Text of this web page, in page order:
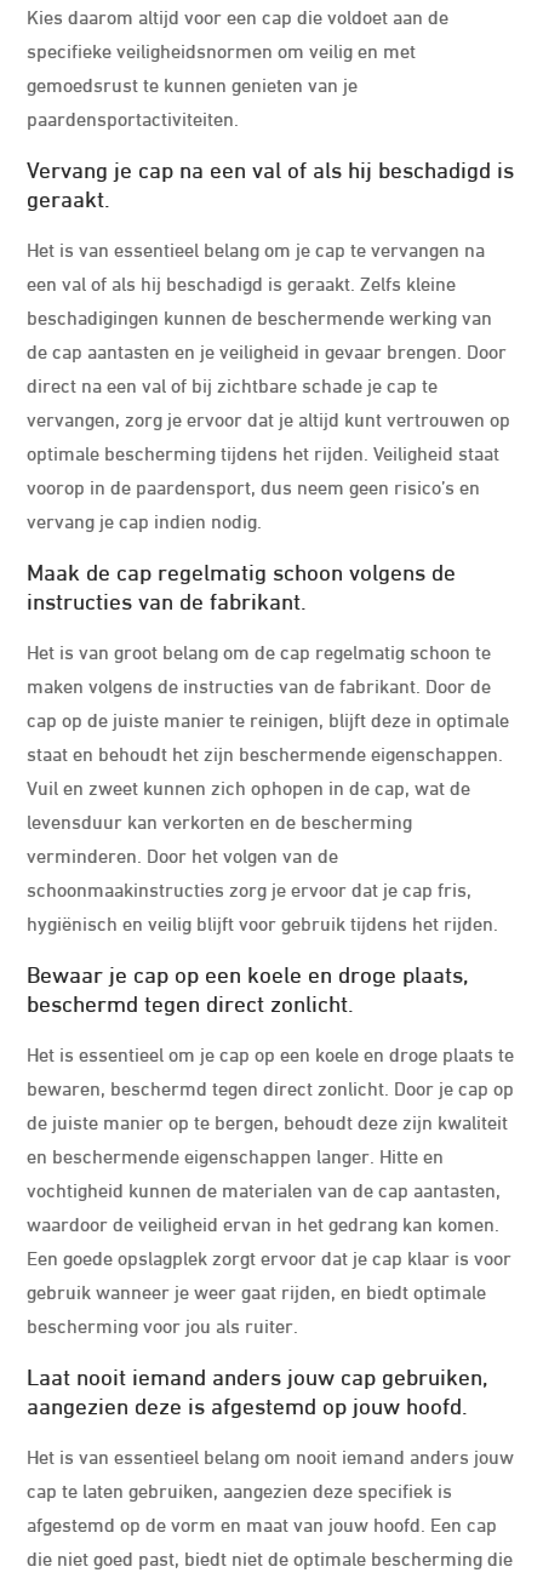
Kies daarom altijd voor een cap die voldoet aan de
specifieke veiligheidsnormen om veilig en met
gemoedsrust te kunnen genieten van je
paardensportactiviteiten.
Vervang je cap na een val of als hij beschadigd is
geraakt.
Het is van essentieel belang om je cap te vervangen na
een val of als hij beschadigd is geraakt. Zelfs kleine
beschadigingen kunnen de beschermende werking van
de cap aantasten en je veiligheid in gevaar brengen. Door
direct na een val of bij zichtbare schade je cap te
vervangen, zorg je ervoor dat je altijd kunt vertrouwen op
optimale bescherming tijdens het rijden. Veiligheid staat
voorop in de paardensport, dus neem geen risico’s en
vervang je cap indien nodig.
Maak de cap regelmatig schoon volgens de
instructies van de fabrikant.
Het is van groot belang om de cap regelmatig schoon te
maken volgens de instructies van de fabrikant. Door de
cap op de juiste manier te reinigen, blijft deze in optimale
staat en behoudt het zijn beschermende eigenschappen.
Vuil en zweet kunnen zich ophopen in de cap, wat de
levensduur kan verkorten en de bescherming
verminderen. Door het volgen van de
schoonmaakinstructies zorg je ervoor dat je cap fris,
hygiënisch en veilig blijft voor gebruik tijdens het rijden.
Bewaar je cap op een koele en droge plaats,
beschermd tegen direct zonlicht.
Het is essentieel om je cap op een koele en droge plaats te
bewaren, beschermd tegen direct zonlicht. Door je cap op
de juiste manier op te bergen, behoudt deze zijn kwaliteit
en beschermende eigenschappen langer. Hitte en
vochtigheid kunnen de materialen van de cap aantasten,
waardoor de veiligheid ervan in het gedrang kan komen.
Een goede opslagplek zorgt ervoor dat je cap klaar is voor
gebruik wanneer je weer gaat rijden, en biedt optimale
bescherming voor jou als ruiter.
Laat nooit iemand anders jouw cap gebruiken,
aangezien deze is afgestemd op jouw hoofd.
Het is van essentieel belang om nooit iemand anders jouw
cap te laten gebruiken, aangezien deze specifiek is
afgestemd op de vorm en maat van jouw hoofd. Een cap
die niet goed past, biedt niet de optimale bescherming die